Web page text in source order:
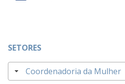
SETORES
Coordenadoria da Mulher